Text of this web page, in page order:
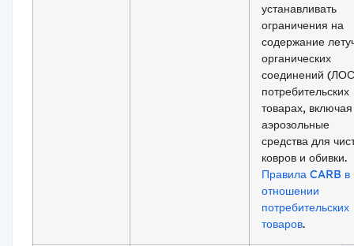
устанавливать
ограничения на
содержание
органических
соединений
потребительских
товарах, включая
аэрозольные
средства для
ковров и обивки.
Правила CARB в
отношении
потребительских
товаров.